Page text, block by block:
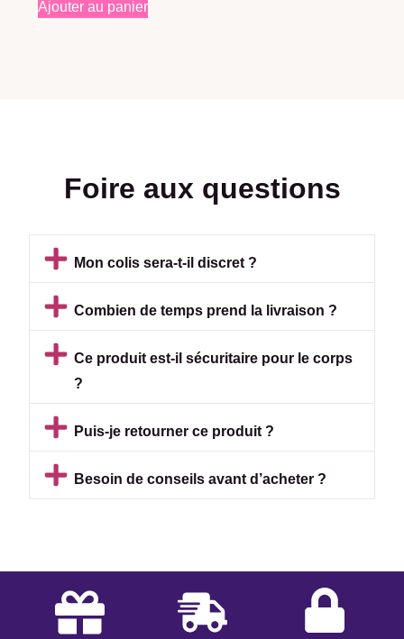
Ajouter au panier
Foire aux questions
Mon colis sera-t-il discret ?
Combien de temps prend la livraison ?
Ce produit est-il sécuritaire pour le corps
?
Puis-je retourner ce produit ?
Besoin de conseils avant d’acheter ?